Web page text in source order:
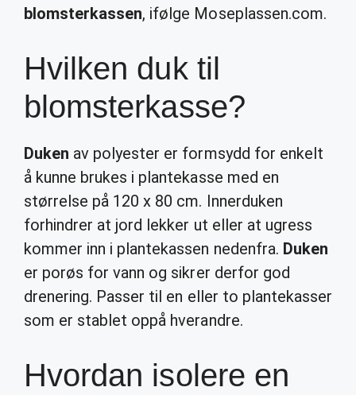
blomsterkassen, ifølge Moseplassen.com.
Hvilken duk til
blomsterkasse?
Duken av polyester er formsydd for enkelt
å kunne brukes i plantekasse med en
størrelse på 120 x 80 cm. Innerduken
forhindrer at jord lekker ut eller at ugress
kommer inn i plantekassen nedenfra. Duken
er porøs for vann og sikrer derfor god
drenering. Passer til en eller to plantekasser
som er stablet oppå hverandre.
Hvordan isolere en